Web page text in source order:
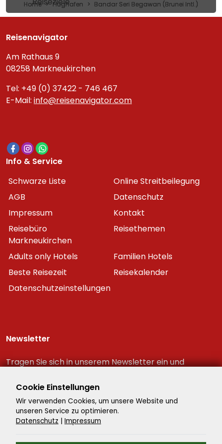
Home Flughafen Bandar Seri Begawan (Brunei Intl.)
Reisenavigator
Am Rathaus 9
08258 Markneukirchen
Tel: +49 (0) 37422 - 746 467
E-Mail: info@reisenavigator.com
Info & Service
Schwarze Liste
Online Streitbeilegung
AGB
Datenschutz
Impressum
Kontakt
Reisebüro
Markneukirchen
Reisethemen
Adults only Hotels
Familien Hotels
Beste Reisezeit
Reisekalender
Datenschutzeinstellungen
Newsletter
Tragen Sie sich in unserem Newsletter ein und
Reiseschnäppchen!
Cookie Einstellungen
Wir verwenden Cookies, um unsere Website und
unseren Service zu optimieren.
Datenschutz | Impressum